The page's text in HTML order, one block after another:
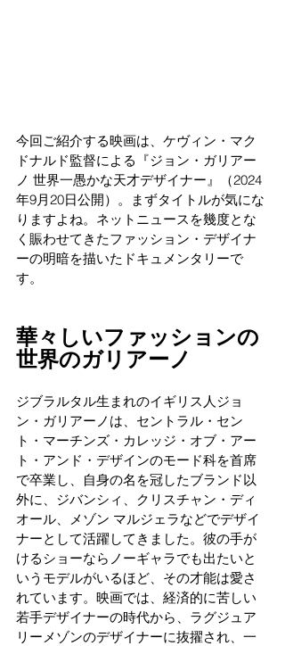
今回ご紹介する映画は、ケヴィン・マク
ドナルド監督による『ジョン・ガリアー
ノ 世界一愚かな天才デザイナー』（2024
年9月20日公開）。まずタイトルが気にな
りますよね。ネットニュースを幾度とな
く賑わせてきたファッション・デザイナ
ーの明暗を描いたドキュメンタリーで
す。
華々しいファッションの
世界のガリアーノ
ジブラルタル生まれのイギリス人ジョ
ン・ガリアーノは、セントラル・セン
ト・マーチンズ・カレッジ・オブ・アー
ト・アンド・デザインのモード科を首席
で卒業し、自身の名を冠したブランド以
外に、ジバンシィ、クリスチャン・ディ
オール、メゾン マルジェラなどでデザイ
ナーとして活躍してきました。彼の手が
けるショーならノーギャラでも出たいと
いうモデルがいるほど、その才能は愛さ
れています。映画では、経済的に苦しい
若手デザイナーの時代から、ラグジュア
リーメゾンのデザイナーに抜擢され、一